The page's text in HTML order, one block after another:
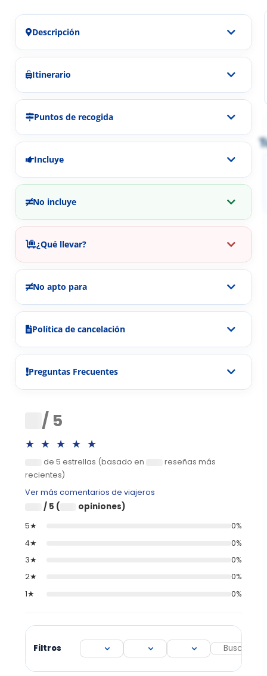
Descripción
Itinerario
Puntos de recogida
Incluye
No incluye
¿Qué llevar?
No apto para
Política de cancelación
Preguntas Frecuentes
/ 5
★★★★★
de 5 estrellas (basado en
reseñas más
recientes)
Ver más comentarios de viajeros
/ 5 ( opiniones)
5★
0%
4★
0%
3★
0%
2★
0%
1★
0%
Filtros